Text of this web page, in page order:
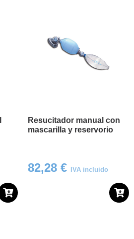
Resucitador manual con
mascarilla y reservorio
82,28 € IVA incluido